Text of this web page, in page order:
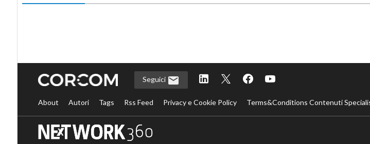
Seguici
About Autori Tags Rss Feed Privacy e Cookie Policy Terms&Conditions Contenuti